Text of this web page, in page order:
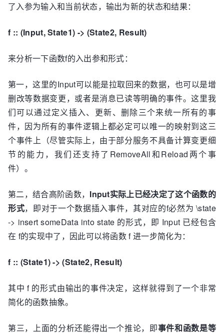
了入参为输入和当前状态，输出为新的状态和结果：
f :: (Input, State1) -> (State2, Result)
来分析一下函数f的入出参和形式：
第一，这里的Input可以能是拉取回来的数据，也可以是增
删改等数据变更，或者是消息已读等明确的事件。这里我
们可以通过定义插入、更新、删除三个来统一所有的事
件，因为所有的事件逻辑上都必定可以唯一的映射到这三
个事件上（尽管实际上，由于部分服务不具备计算变更细
节的能力，我们还支持了RemoveAll和Reload两个事
件）。
第二，结合高阶函数， Input实际上已经决定了这个函数的
形式，即对于一个数据插入事件，其对应的f必然为 \state
-> insert someData into state 的形式，即 Input 已经包含
在 f的实现中了，因此可以将函数 f 进一步简化为：
f :: (State1) -> (State2, Result)
其中 f 的形式由输出的事件决定，这样就得到了一个非常
简化的函数抽象。
第三，上面的分析还能得出一个推论，即事件和函数是等